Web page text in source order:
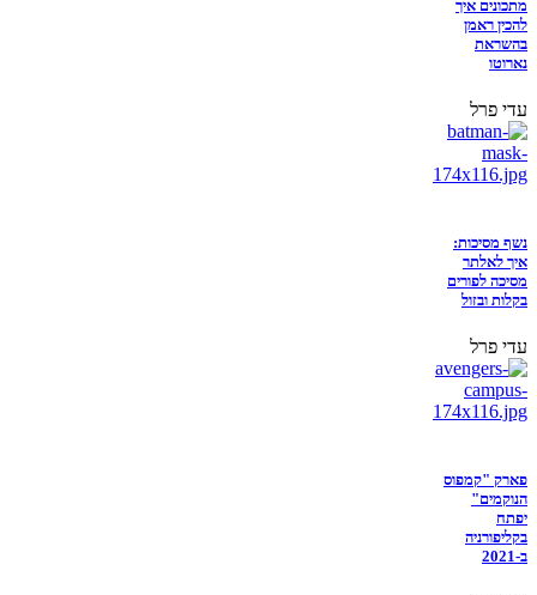
מתכונים איך
להכין ראמן
בהשראת
נארוטו
עדי פרל
נשף מסיכות:
איך לאלתר
מסיכה לפורים
בקלות ובזול
עדי פרל
פארק "קמפוס
הנוקמים"
יפתח
בקליפורניה
ב-2021